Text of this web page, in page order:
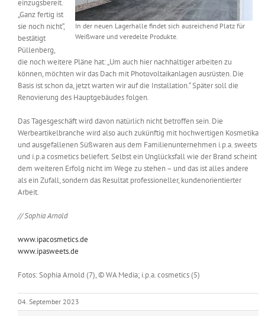
In der neuen Lagerhalle findet sich ausreichend Platz für
Weißware und veredelte Produkte.
einzugsbereit.
„Ganz fertig ist
sie noch nicht“,
bestätigt
Püllenberg,
die noch weitere Pläne hat: „Um auch hier nachhaltiger arbeiten zu
können, möchten wir das Dach mit Photovoltaikanlagen ausrüsten. Die
Basis ist schon da, jetzt warten wir auf die Installation.“ Später soll die
Renovierung des Hauptgebäudes folgen.
Das Tagesgeschäft wird davon natürlich nicht betroffen sein. Die
Werbeartikelbranche wird also auch zukünftig mit hochwertigen Kosmetika
und ausgefallenen Süßwaren aus dem Familienunternehmen i.p.a. sweets
und i.p.a cosmetics beliefert. Selbst ein Unglücksfall wie der Brand scheint
dem weiteren Erfolg nicht im Wege zu stehen – und das ist alles andere
als ein Zufall, sondern das Resultat professioneller, kundenorientierter
Arbeit.
// Sophia Arnold
www.ipacosmetics.de
www.ipasweets.de
Fotos: Sophia Arnold (7), © WA Media; i.p.a. cosmetics (5)
04. September 2023